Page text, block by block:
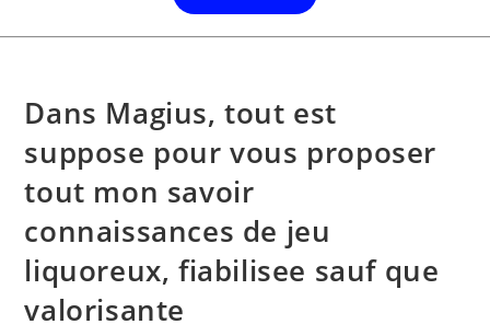
Dans Magius, tout est
suppose pour vous proposer
tout mon savoir
connaissances de jeu
liquoreux, fiabilisee sauf que
valorisante